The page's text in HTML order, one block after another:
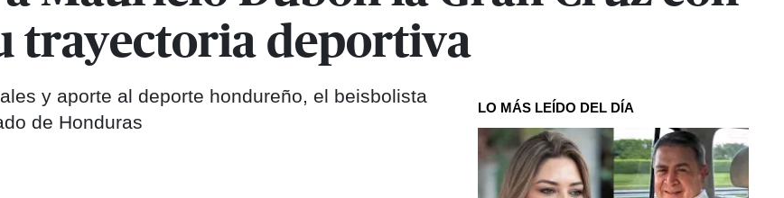
trayectoria deportiva
y aporte al deporte hondureño, el beisbolista
de Honduras
LO MÁS LEÍDO DEL DÍA